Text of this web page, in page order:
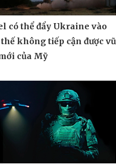
có thể đẩy Ukraine vào
không tiếp cận được vũ
của Mỹ